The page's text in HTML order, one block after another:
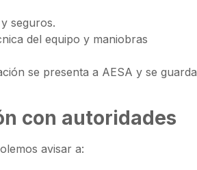
seguros.
del equipo y maniobras
se presenta a AESA y se guarda
con autoridades
avisar a: